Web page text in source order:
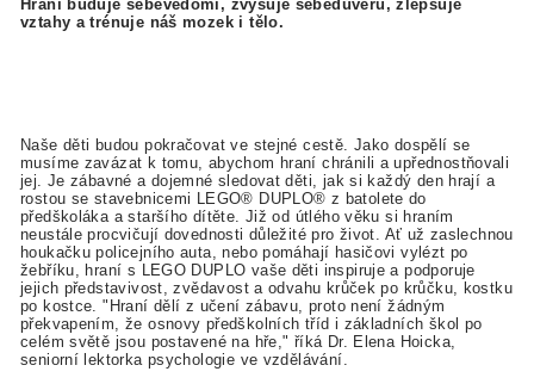
Hraní buduje sebevědomí, zvyšuje sebedůvěru, zlepšuje
vztahy a trénuje náš mozek i tělo.
Naše děti budou pokračovat ve stejné cestě. Jako dospělí se
musíme zavázat k tomu, abychom hraní chránili a upřednostňovali
jej. Je zábavné a dojemné sledovat děti, jak si každý den hrají a
rostou se stavebnicemi
LEGO® DUPLO® z batolete do
předškoláka a staršího dítěte. Již od útlého věku si hraním
neustále procvičují dovednosti důležité pro život. Ať už zaslechnou
houkačku policejního auta, nebo pomáhají hasičovi vylézt po
žebříku, hraní s LEGO DUPLO vaše děti inspiruje a podporuje
jejich představivost, zvědavost a odvahu krůček po krůčku, kostku
po kostce. "Hraní dělí z učení zábavu, proto není žádným
překvapením, že osnovy předškolních tříd i základních škol po
celém světě jsou postavené na hře," říká Dr. Elena Hoicka,
seniorní lektorka psychologie ve vzdělávání.